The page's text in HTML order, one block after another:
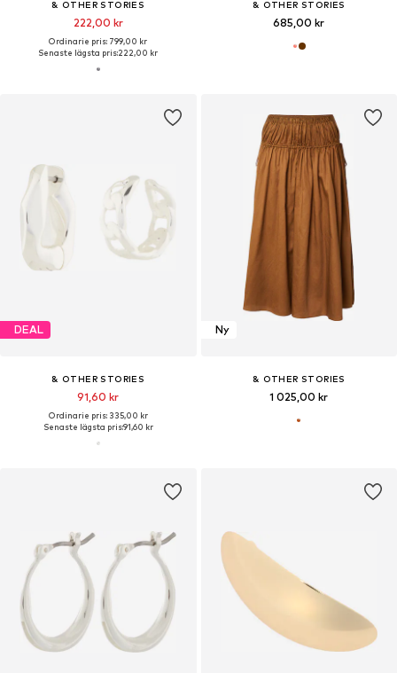
& OTHER STORIES
222,00 kr
Ordinarie pris: 799,00 kr
Senaste lägsta pris:222,00 kr
& OTHER STORIES
685,00 kr
DEAL
& OTHER STORIES
91,60 kr
Ordinarie pris: 335,00 kr
Senaste lägsta pris:91,60 kr
Ny
& OTHER STORIES
1 025,00 kr